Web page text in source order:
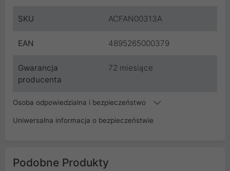
SKU ACFAN00313A
EAN 4895265000379
Gwarancja
producenta
72 miesiące
Osoba odpowiedzialna i bezpieczeństwo
Uniwersalna informacja o bezpieczeństwie
Podobne Produkty